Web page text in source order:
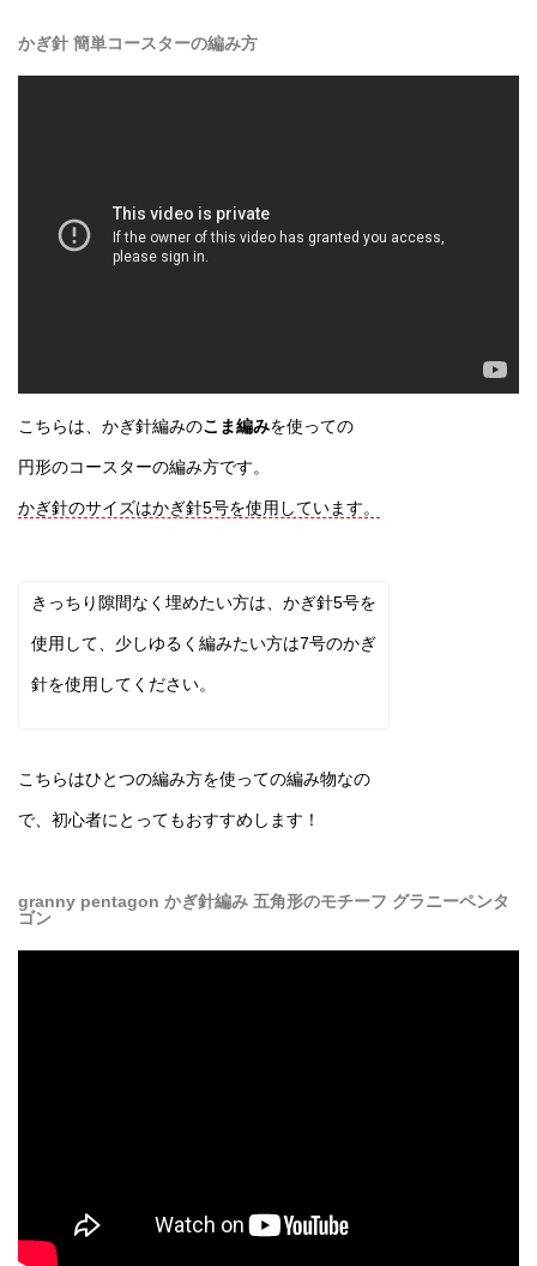
かぎ針 簡単コースターの編み方
こちらは、かぎ針編みのこま編みを使っての
円形のコースターの編み方です。
かぎ針のサイズはかぎ針5号を使用しています。
きっちり隙間なく埋めたい方は、かぎ針5号を
使用して、少しゆるく編みたい方は7号のかぎ
針を使用してください。
こちらはひとつの編み方を使っての編み物なの
で、初心者にとってもおすすめします！
granny pentagon かぎ針編み 五角形のモチーフ グラニーペンタ
ゴン